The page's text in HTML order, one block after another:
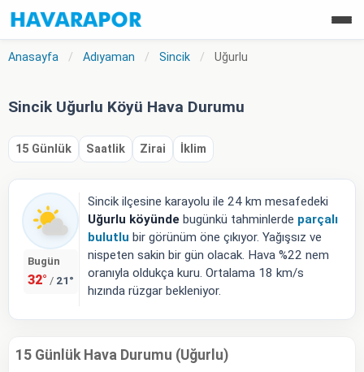
Anasayfa / Adıyaman / Sincik / Uğurlu
Sincik Uğurlu Köyü Hava Durumu
15 Günlük Saatlik Zirai İklim
Bugün
32° / 21°
Sincik ilçesine karayolu ile 24 km mesafedeki
Uğurlu köyünde bugünkü tahminlerde parçalı
bulutlu bir görünüm öne çıkıyor. Yağışsız ve
nispeten sakin bir gün olacak. Hava %22 nem
oranıyla oldukça kuru. Ortalama 18 km/s
hızında rüzgar bekleniyor.
15 Günlük Hava Durumu (Uğurlu)